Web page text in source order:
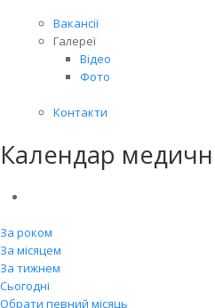
Вакансії
Галереї
Відео
Фото
Контакти
Календар
За роком
За місяцем
За тижнем
Сьогодні
Обрати певний місяць